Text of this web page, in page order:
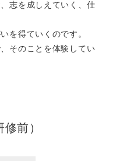
志を成しえていく、仕
を得ていくのです。
そのことを体験してい
前）